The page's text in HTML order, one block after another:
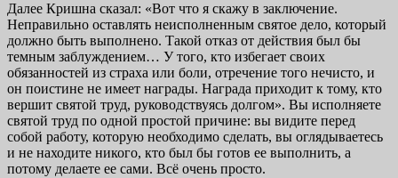
Далее Кришна сказал: «Вот что я скажу в заключение.
Неправильно оставлять неисполненным святое дело, который
должно быть выполнено. Такой отказ от действия был бы
темным заблуждением… У того, кто избегает своих
обязанностей из страха или боли, отречение того нечисто, и
он поистине не имеет награды. Награда приходит к тому, кто
вершит святой труд, руководствуясь долгом». Вы исполняете
святой труд по одной простой причине: вы видите перед
собой работу, которую необходимо сделать, вы оглядываетесь
и не находите никого, кто был бы готов ее выполнить, а
потому делаете ее сами. Всё очень просто.